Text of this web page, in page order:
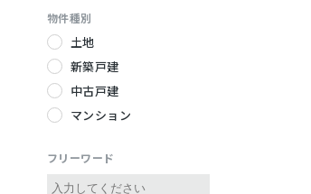
歴史的建造物が近い
災害が少ない
老後住みやすい
富士山が見える
電車が複数使える
公共交通機関が便利
リノベーション
琵琶湖が近い
物件種別
土地
新築戸建
中古戸建
マンション
フリーワード